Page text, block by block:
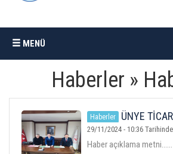
MENÜ
BORSAMIZ
İSTATISTIKLER
Haberler »
Haberler
ÜNYE
BORSASINDAN
DESTEK
29/11/2024 - 10:36 Tarihinde
Haber açıklama metni......